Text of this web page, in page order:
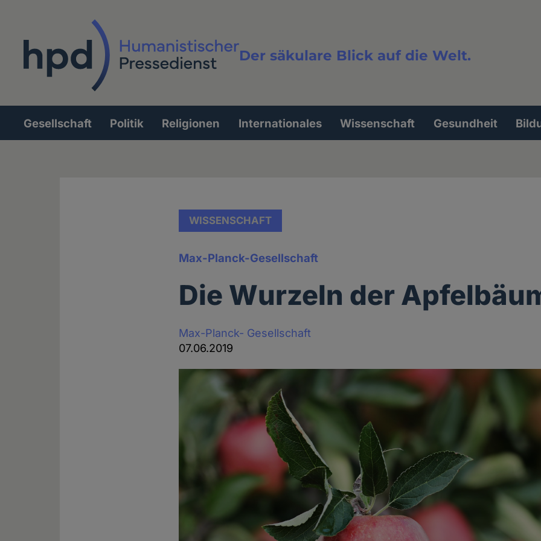
Der säkulare Blick auf die Welt.
Volltextsuche
Hauptnavigation
Gesellschaft Politik Religionen Internationales Wissenschaft Gesundheit
WISSENSCHAFT
Max-Planck-Gesellschaft
Die Wurzeln der
Max-Planck- Gesellschaft
07.06.2019